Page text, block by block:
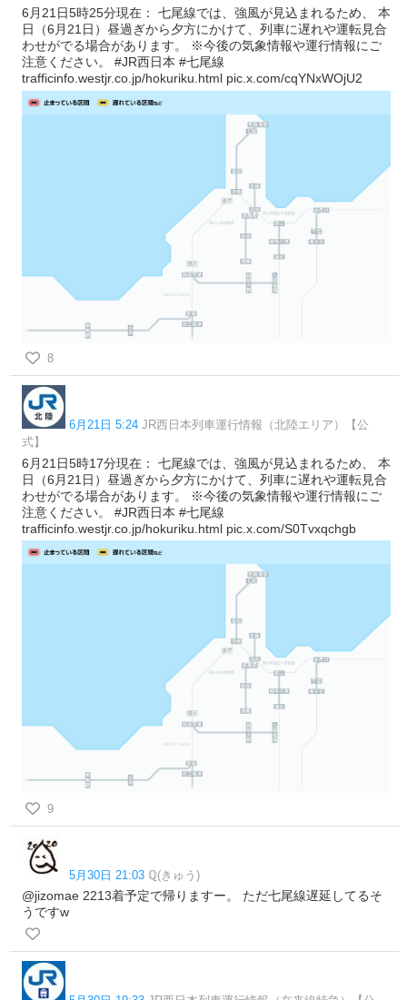
6月21日5時25分現在： 七尾線では、強風が見込まれるため、 本
日（6月21日）昼過ぎから夕方にかけて、列車に遅れや運転見合
わせがでる場合があります。 ※今後の気象情報や運行情報にご
注意ください。 #JR西日本 #七尾線
trafficinfo.westjr.co.jp/hokuriku.html pic.x.com/cqYNxWOjU2
8
6月21日 5:24 JR西日本列車運行情報（北陸エリア）【公
式】
6月21日5時17分現在： 七尾線では、強風が見込まれるため、 本
日（6月21日）昼過ぎから夕方にかけて、列車に遅れや運転見合
わせがでる場合があります。 ※今後の気象情報や運行情報にご
注意ください。 #JR西日本 #七尾線
trafficinfo.westjr.co.jp/hokuriku.html pic.x.com/S0Tvxqchgb
9
5月30日 21:03 ℚ(きゅう)
@jizomae 2213着予定で帰りますー。 ただ七尾線遅延してるそ
うですw